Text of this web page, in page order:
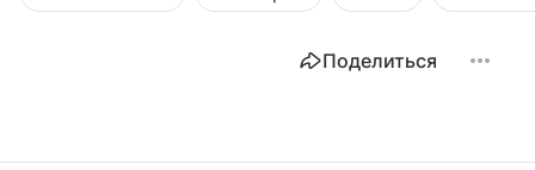
Поделиться